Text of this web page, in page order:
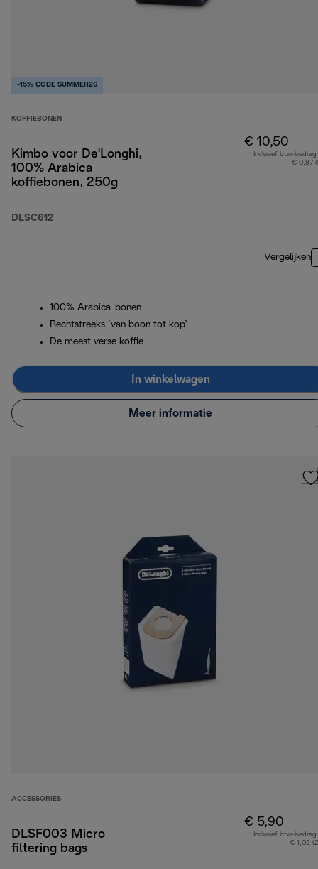
-15% CODE SUMMER26
KOFFIEBONEN
Kimbo voor De'Longhi,
100% Arabica
koffiebonen, 250g
DLSC612
€ 10,50
Inclusief btw-bedrag
€ 0,87
Vergelijken
100% Arabica-bonen
Rechtstreeks ‘van boon tot kop’
De meest verse koffie
In winkelwagen
Meer informatie
ACCESSORIES
DLSF003 Micro
filtering bags
€ 5,90
Inclusief btw-bedrag
€ 1,02